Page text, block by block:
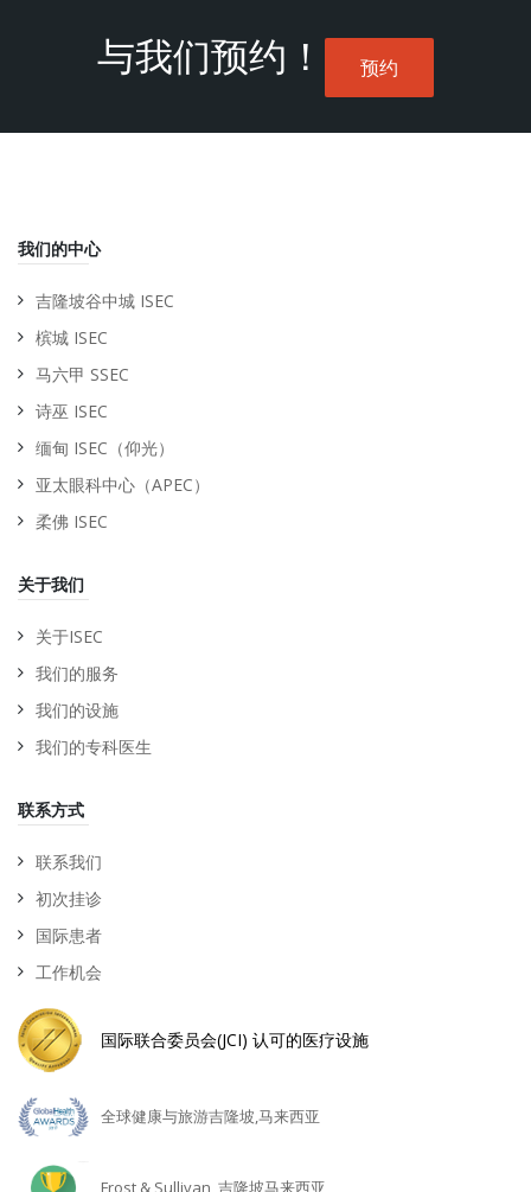
与我们预约！ 预约
我们的中心
吉隆坡谷中城 ISEC
槟城 ISEC
马六甲 SSEC
诗巫 ISEC
缅甸 ISEC（仰光）
亚太眼科中心（APEC）
柔佛 ISEC
关于我们
关于ISEC
我们的服务
我们的设施
我们的专科医生
联系方式
联系我们
初次挂诊
国际患者
工作机会
国际联合委员会(JCI) 认可的医疗设施
全球健康与旅游吉隆坡,马来西亚
Frost & Sullivan, 吉隆坡马来西亚